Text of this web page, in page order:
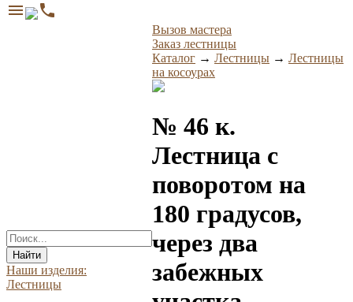
menu phone
Найти
Наши изделия:
Лестницы
Вызов мастера
Заказ лестницы
Каталог → Лестницы → Лестницы
на косоурах
№ 46 к.
Лестница с
поворотом на
180 градусов,
через два
забежных